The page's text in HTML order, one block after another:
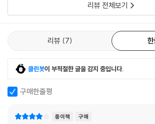
열거하겠습니다. 히스테리, 무지, 악의, 어리석음,
니다. 현재 이 나라는 참으로 비참한 꼴이 되었습니
가 모든 곳에 가득하고, 우리를 끝장내려는 잔인한
고 있습니다.
--- p.433
자들의 눈에는 문을 잠그고 나서 열쇠를 갖고 나오
다고 생각할 거야.” _본문 274쪽
2017년 도널드 트럼프 대통령의 당선 이후, 미국
그리고 때아닌 디스토피아 소설 열풍이 불었다. 문
열풍의 중심에 필립 로스의 『미국을 노린 음모』가
주주의의 꽃인 ‘투표’로 이런 결과가 나온 것을 사람
한 미래를 충분히 생생하게 그려냈다. 미국사회에
리뷰 전체보기
리뷰 7
클린봇이 부적절한 글을 감지 중입니다.
구매한줄평
종이책 구매